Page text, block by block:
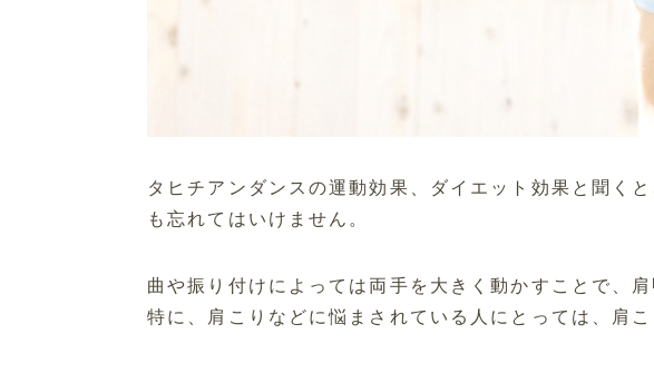
タヒチアンダンスの運動効果、ダイエット効果と聞く
も忘れてはいけません。
曲や振り付けによっては両手を大きく動かすことで、
特に、肩こりなどに悩まされている人にとっては、肩